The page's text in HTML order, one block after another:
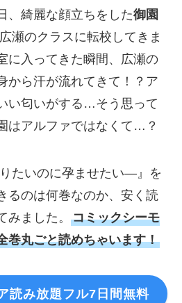
、綺麗な顔立ちをした御園
瀬のクラスに転校してきま
に入ってきた瞬間、広瀬の
から汗が流れてきて！？ア
い匂いがする…そう思って
はアルファではなくて…？
たいのに孕ませたい―』を
るのは何巻なのか、安く読
みました。 コミックシーモ
巻丸ごと読めちゃいます！
読み放題フル7日間無料